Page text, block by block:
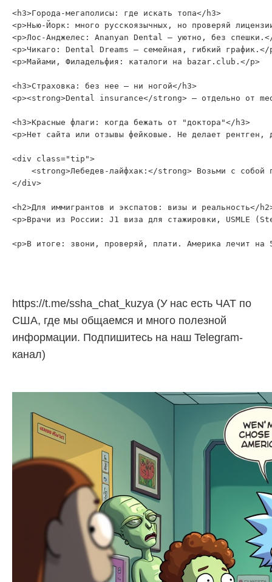
<h3>Города-мегаполисы: где искать топа</h3>
<p>Нью-Йорк: много русскоязычных, но проверяй
<p>Лос-Анджелес: Ananyan Dental — уютно, без
<p>Чикаго: Dental Dreams — семейная, гибкий график.</
<p>Майами, Филадельфия: каталоги на bazar.club.</p>
<h3>Страховка: без нее — ни ногой</h3>
<p><strong>Dental insurance</strong> — отдельно от
<h3>Красные флаги: когда бежать от "доктора"</h3>
<p>Нет сайта или отзывы фейковые. Не делает
<div class="tip">
<strong>Лебедев-лайфхак:</strong> Возьми с
</div>
<h2>Для иммигрантов и экспатов: визы и реальность</
<p>Врачи из России: J1 виза для стажировки, USMLE
https://t.me/ssha_chat_kuzya (У нас есть ЧАТ по
США, где мы общаемся и много полезной
информации. Подпишитесь на наш Telegram-
канал)